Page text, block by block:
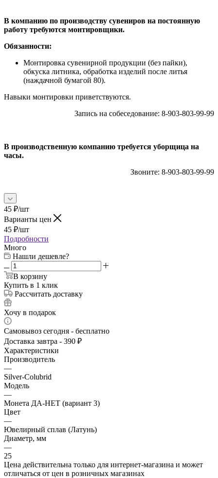
В компанию по производству сувениров на постоянную
работу требуются монтировщики.
Обязанности:
Монтировка сувенирной продукции (без пайки),
обкуска литника, обработка изделий после литья
(наждачной бумагой 80).
Навыки монтировки приветствуются.
Запись на собеседование: 8-903-803-99-99
В производственную компанию требуется уборщица на
часы.
Звоните: 8-903-803-99-99
45 ₽/шт
Варианты цен
45 ₽/шт
Подробности
Много
Нашли дешевле?
В корзину
Купить в 1 клик
Рассчитать доставку
Хочу в подарок
Самовывоз сегодня - бесплатно
Доставка завтра - 390 ₽
Характеристики
Производитель
—
Silver-Colubrid
Модель
—
Монета ДА-НЕТ (вариант 3)
Цвет
—
Ювелирный сплав (Латунь)
Диаметр, мм
—
25
Цена действительна только для интернет-магазина и может
отличаться от цен в розничных магазинах